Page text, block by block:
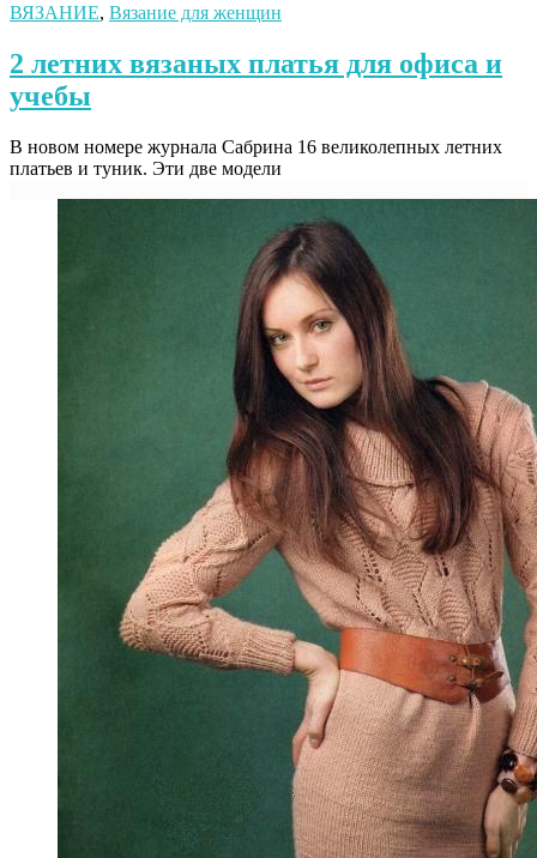
ВЯЗАНИЕ, Вязание для женщин
2 летних вязаных платья для офиса и
учебы
В новом номере журнала Сабрина 16 великолепных летних
платьев и туник. Эти две модели